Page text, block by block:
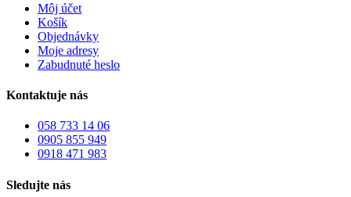
Môj účet
Košík
Objednávky
Moje adresy
Zabudnuté heslo
Kontaktuje nás
058 733 14 06
0905 855 949
0918 471 983
Sledujte nás